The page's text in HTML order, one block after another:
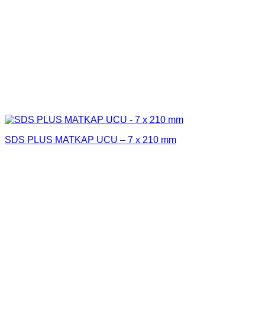
SDS PLUS MATKAP UCU – 7 x 210 mm